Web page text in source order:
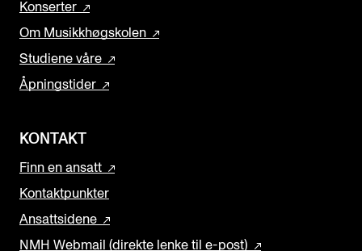
Konserter
Om Musikkhøgskolen
Studiene våre
Åpningstider
KONTAKT
Finn en ansatt
Kontaktpunkter
Ansattsidene
NMH Webmail (direkte lenke til e-post)